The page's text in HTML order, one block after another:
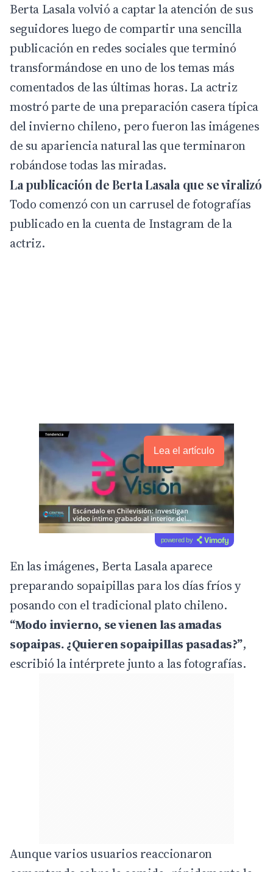
Berta Lasala volvió a captar la atención de sus
seguidores luego de compartir una sencilla
publicación en redes sociales que terminó
transformándose en uno de los temas más
comentados de las últimas horas. La actriz
mostró parte de una preparación casera típica
del invierno chileno, pero fueron las imágenes
de su apariencia natural las que terminaron
robándose todas las miradas.
La publicación de Berta Lasala que se viralizó
Todo comenzó con un carrusel de fotografías
publicado en la cuenta de Instagram de la
actriz.
Lea el artículo
powered by
En las imágenes, Berta Lasala aparece
preparando sopaipillas para los días fríos y
posando con el tradicional plato chileno.
“Modo invierno, se vienen las amadas
sopaipas. ¿Quieren sopaipillas pasadas?”,
escribió la intérprete junto a las fotografías.
Aunque varios usuarios reaccionaron